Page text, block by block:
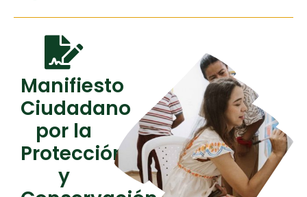
Manifiesto
Ciudadano
por la
Protección
y